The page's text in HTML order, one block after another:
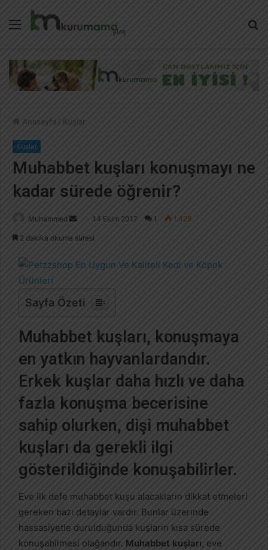
Menü
Anasayfa / Kuşlar
Kuşlar
Muhabbet kuşları konuşmayı ne
kadar sürede öğrenir?
Muhammed
e
p
o
s
t
ö
d
r
m
k
14 Ekim 2017 1 1.428
2 dakika okuma süresi
Sayfa Özeti
Muhabbet kuşları, konuşmaya
en yatkın hayvanlardandır.
Erkek kuşlar daha hızlı ve daha
fazla konuşma becerisine
sahip olurken, dişi muhabbet
kuşları da gerekli ilgi
gösterildiğinde konuşabilirler.
Eve ilk defe muhabbet kuşu alacakların dikkat etmeleri
gereken bazı detaylar vardır. Bunlar üzerinde
hassasiyetle durulduğunda kuşların kısa sürede
konuşabilmesi olağandır. Muhabbet kuşları, eve